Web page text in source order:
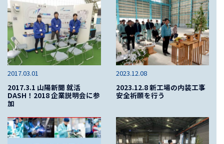
2017.03.01
2017.3.1 山陽新聞 就活
DASH！2018 企業説明会に参
加
2023.12.08
2023.12.8 新工場の内装工事
安全祈願を行う